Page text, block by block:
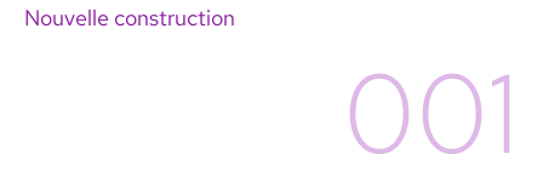
Nouvelle construction
001